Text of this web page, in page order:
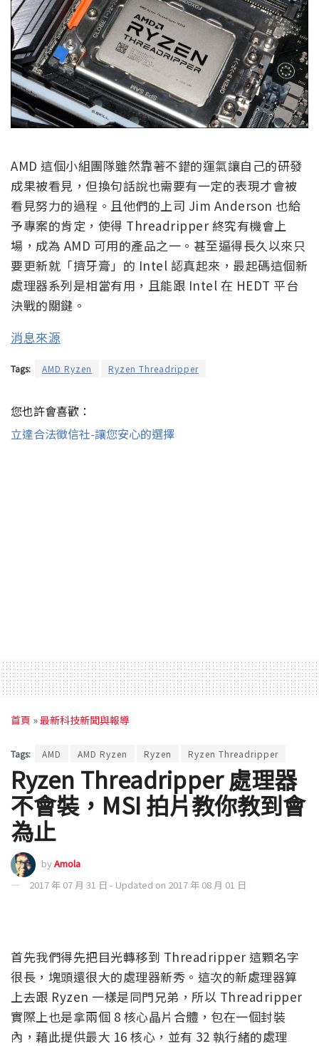
AMD 這個小組團隊雖然靠著不錯的運氣讓自己的研發
成果被看見，但換句話說也需要有一定的表現才會被
看見努力的過程。且他們的上司 Jim Anderson 也給
予專案的肯定，使得 Threadripper 終究有機會上
場，成為 AMD 可用的產品之一。甚至逼得長久以來只
要更新就「擠牙膏」的 Intel 認真起來，最起碼這個新
處理器系列是相當有用，且能跟 Intel 在 HEDT 平台
決戰的關鍵。
消息來源
Tags: AMD Ryzen Ryzen Threadripper
您也許會喜歡：
立達合法徵信社-讓您安心的選擇
首頁 »最新科技新聞與報導
Tags: AMD AMD Ryzen Ryzen Ryzen Threadripper
Ryzen Threadripper 處理器
不會裝，MSI 拍片教你教到會
為止
byAmola
2017 年 07 月 31 日 - Updated on 2017 年 08 月 01 日
首先我們得先把目光轉移到 Threadripper 這顆名字
很長，塊頭還很大的處理器新秀。這次的新處理器算
上去跟 Ryzen 一樣是同門兄弟，所以 Threadripper
實際上也是拿兩個 8 核心晶片合體，包在一個封裝
內，藉此提供最大 16 核心，並有 32 執行緒的處理